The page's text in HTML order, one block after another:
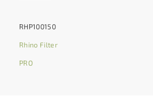
RHP100150
Rhino Filter
PRO